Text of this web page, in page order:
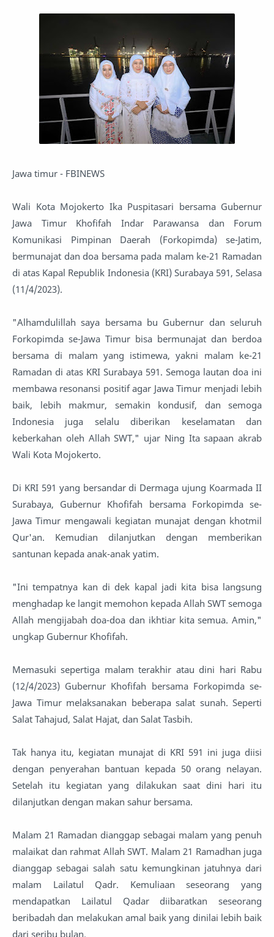
Jawa timur - FBINEWS
Wali Kota Mojokerto Ika Puspitasari bersama Gubernur
Jawa Timur Khofifah Indar Parawansa dan Forum
Komunikasi Pimpinan Daerah (Forkopimda) se-Jatim,
bermunajat dan doa bersama pada malam ke-21 Ramadan
di atas Kapal Republik Indonesia (KRI) Surabaya 591, Selasa
(11/4/2023).
"Alhamdulillah saya bersama bu Gubernur dan seluruh
Forkopimda se-Jawa Timur bisa bermunajat dan berdoa
bersama di malam yang istimewa, yakni malam ke-21
Ramadan di atas KRI Surabaya 591. Semoga lautan doa ini
membawa resonansi positif agar Jawa Timur menjadi lebih
baik, lebih makmur, semakin kondusif, dan semoga
Indonesia juga selalu diberikan keselamatan dan
keberkahan oleh Allah SWT," ujar Ning Ita sapaan akrab
Wali Kota Mojokerto.
Di KRI 591 yang bersandar di Dermaga ujung Koarmada II
Surabaya, Gubernur Khofifah bersama Forkopimda se-
Jawa Timur mengawali kegiatan munajat dengan khotmil
Qur'an. Kemudian dilanjutkan dengan memberikan
santunan kepada anak-anak yatim.
"Ini tempatnya kan di dek kapal jadi kita bisa langsung
menghadap ke langit memohon kepada Allah SWT semoga
Allah mengijabah doa-doa dan ikhtiar kita semua. Amin,"
ungkap Gubernur Khofifah.
Memasuki sepertiga malam terakhir atau dini hari Rabu
(12/4/2023) Gubernur Khofifah bersama Forkopimda se-
Jawa Timur melaksanakan beberapa salat sunah. Seperti
Salat Tahajud, Salat Hajat, dan Salat Tasbih.
Tak hanya itu, kegiatan munajat di KRI 591 ini juga diisi
dengan penyerahan bantuan kepada 50 orang nelayan.
Setelah itu kegiatan yang dilakukan saat dini hari itu
dilanjutkan dengan makan sahur bersama.
Malam 21 Ramadan dianggap sebagai malam yang penuh
malaikat dan rahmat Allah SWT. Malam 21 Ramadhan juga
dianggap sebagai salah satu kemungkinan jatuhnya dari
malam Lailatul Qadr. Kemuliaan seseorang yang
mendapatkan Lailatul Qadar diibaratkan seseorang
beribadah dan melakukan amal baik yang dinilai lebih baik
dari seribu bulan.